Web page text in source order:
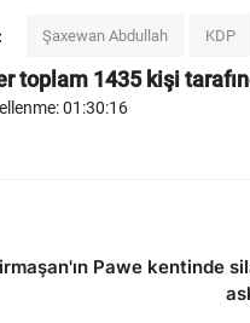
Şaxewan Abdullah KDP
toplam 1435kişi
01:30:16
Pawe kentinde